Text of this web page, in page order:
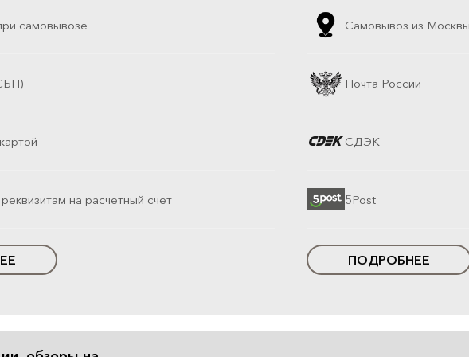
самовывозе
на расчетный счет
Самовывоз из
Почта России
СДЭК
5Post
ПОДРОБНЕЕ